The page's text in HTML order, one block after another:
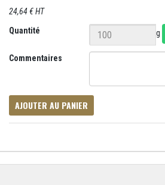
24,64 € HT
Quantité
g
Commentaires
AJOUTER AU PANIER